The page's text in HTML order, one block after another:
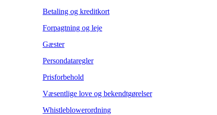
Betaling og kreditkort
Forpagtning og leje
Gæster
Persondataregler
Prisforbehold
Væsentlige love og bekendtgørelser
Whistleblowerordning